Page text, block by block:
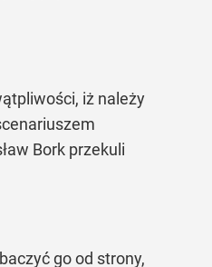
iż należy
Bork przekuli
go od strony,